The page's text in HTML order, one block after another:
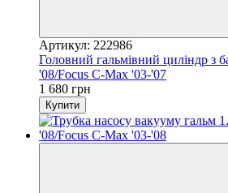
Артикул: 222986
Головний гальмівний циліндр з
'08/Focus C-Max '03-'07
1 680 грн
Купити